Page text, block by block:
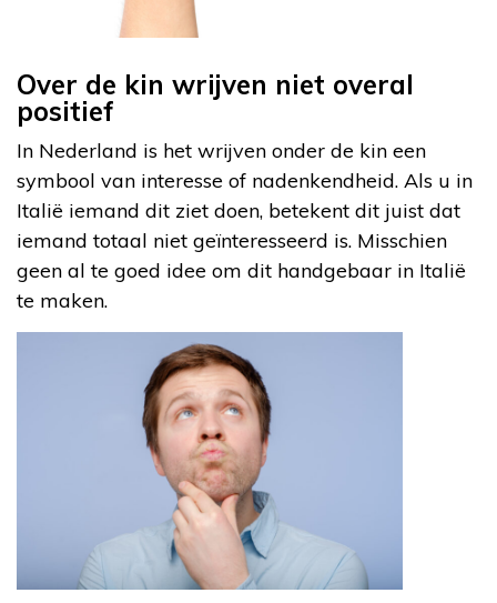
Over de kin wrijven niet overal
positief
In Nederland is het wrijven onder de kin een
symbool van interesse of nadenkendheid. Als u in
Italië iemand dit ziet doen, betekent dit juist dat
iemand totaal niet geïnteresseerd is. Misschien
geen al te goed idee om dit handgebaar in Italië
te maken.